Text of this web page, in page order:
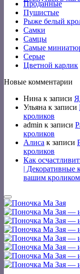
Проданные
Пушистые
Рыже белый
Самки
Самцы
Самые
Серые
Цветной карлик
Новые комментарии
Нина к записи
Ульяна к записи
кроликов
admin к записи
кроликов
Алиса к записи
кроликов
Как
| Декоративные
вашим кроликом